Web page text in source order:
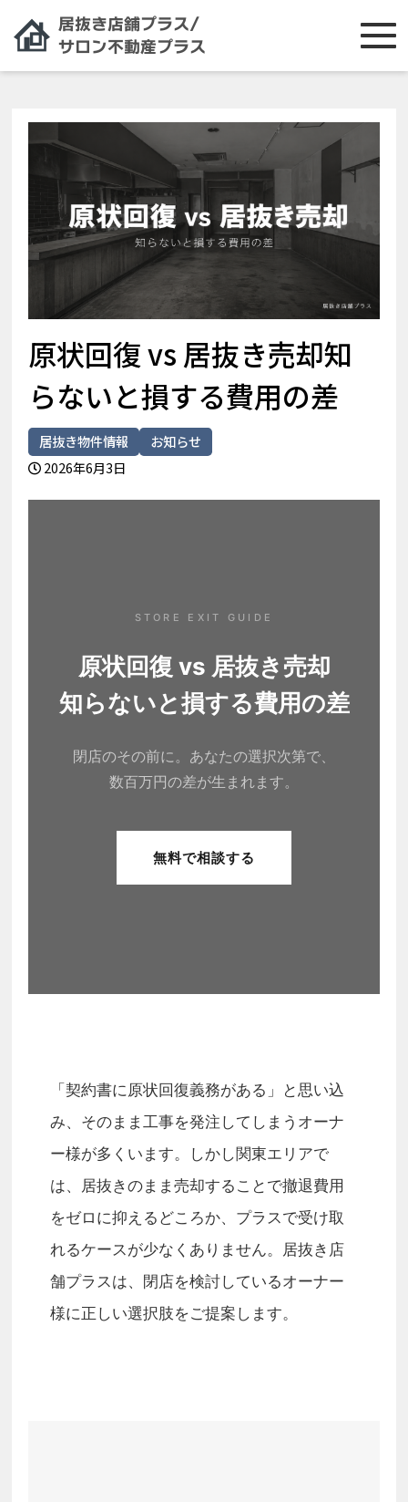
原状回復 vs 居抜き売却知
らないと損する費用の差
居抜き物件情報
お知らせ
2026年6月3日
STORE EXIT GUIDE
原状回復 vs 居抜き売却
知らないと損する費用の差
閉店のその前に。あなたの選択次第で、
数百万円の差が生まれます。
無料で相談する
「契約書に原状回復義務がある」と思い込
み、そのまま工事を発注してしまうオーナ
ー様が多くいます。しかし関東エリアで
は、居抜きのまま売却することで撤退費用
をゼロに抑えるどころか、プラスで受け取
れるケースが少なくありません。居抜き店
舗プラスは、閉店を検討しているオーナー
様に正しい選択肢をご提案します。